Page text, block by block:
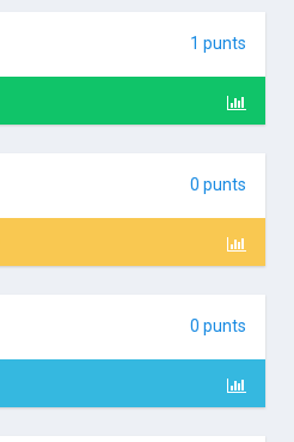
1 punts
0 punts
0 punts